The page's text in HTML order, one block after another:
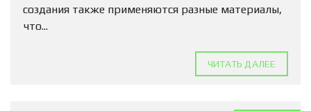
создания также применяются разные материалы,
что...
ЧИТАТЬ ДАЛЕЕ